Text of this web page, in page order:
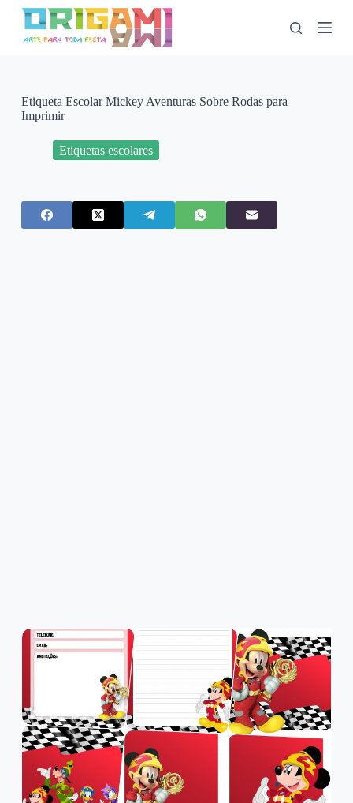
ú
Etiqueta Escolar Mickey Aventuras Sobre Rodas para
Imprimir
Etiquetas escolares